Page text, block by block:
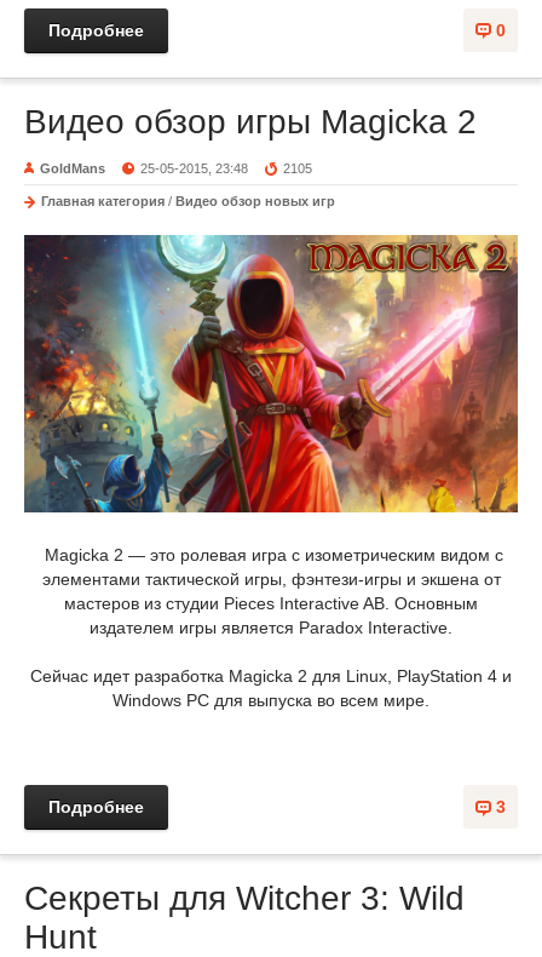
0
Подробнее
Видео обзор игры Magicka 2
GoldMans 25-05-2015, 23:48 2105
Главная категория / Видео обзор новых игр
Magicka 2 — это ролевая игра с изометрическим видом с
элементами тактической игры, фэнтези-игры и экшена от
мастеров из студии Pieces Interactive AB. Основным
издателем игры является Paradox Interactive.
Сейчас идет разработка Magicka 2 для Linux, PlayStation 4 и
Windows PC для выпуска во всем мире.
3
Подробнее
Секреты для Witcher 3: Wild
Hunt